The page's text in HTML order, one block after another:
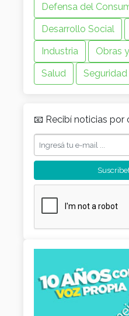
Defensa del
Desarrollo Social
Industria
Obras
Salud
Seguridad
📧 Recibí noticias